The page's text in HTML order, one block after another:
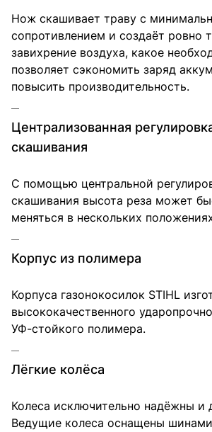
Нож скашивает траву с
сопротивлением и создаёт ровно
завихрение воздуха, какое
позволяет сэкономить заряд
повысить производительность.
Централизованная
скашивания
С помощью центральной
скашивания высота реза может
меняться в нескольких
Корпус из полимера
Корпуса газонокосилок STIHL
высококачественного
УФ-стойкого полимера.
Лёгкие колёса
Колеса исключительно надёжны и
Ведущие колеса оснащены